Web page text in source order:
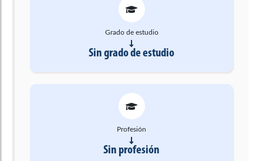
Grado de estudio
Sin grado de estudio
Profesión
Sin profesión